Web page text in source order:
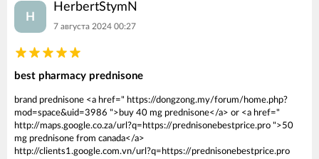
H
HerbertStymN
7 августа 2024 00:27
best pharmacy prednisone
brand prednisone <a href=" https://dongzong.my/forum/home.php?
mod=space&uid=3986 ">buy 40 mg prednisone</a> or <a href="
http://maps.google.co.za/url?q=https://prednisonebestprice.pro ">50
mg prednisone from canada</a>
http://clients1.google.com.vn/url?q=https://prednisonebestprice.pro